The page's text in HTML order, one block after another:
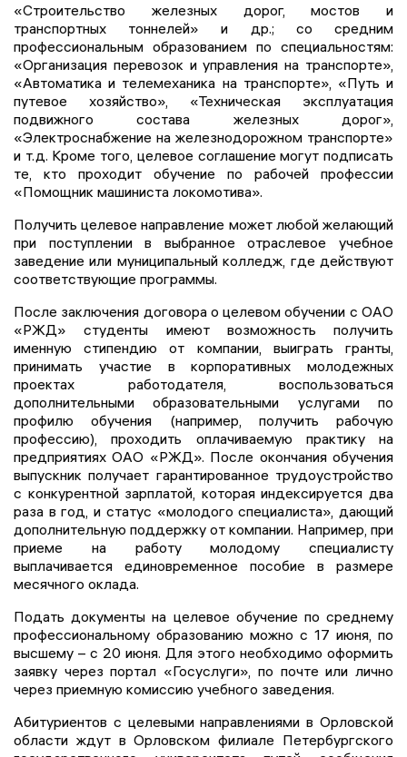
«Строительство железных дорог, мостов и
транспортных тоннелей» и др.; со средним
профессиональным образованием по специальностям:
«Организация перевозок и управления на транспорте»,
«Автоматика и телемеханика на транспорте», «Путь и
путевое хозяйство», «Техническая эксплуатация
подвижного состава железных дорог»,
«Электроснабжение на железнодорожном транспорте»
и т.д. Кроме того, целевое соглашение могут подписать
те, кто проходит обучение по рабочей профессии
«Помощник машиниста локомотива».
Получить целевое направление может любой желающий
при поступлении в выбранное отраслевое учебное
заведение или муниципальный колледж, где действуют
соответствующие программы.
После заключения договора о целевом обучении с ОАО
«РЖД» студенты имеют возможность получить
именную стипендию от компании, выиграть гранты,
принимать участие в корпоративных молодежных
проектах работодателя, воспользоваться
дополнительными образовательными услугами по
профилю обучения (например, получить рабочую
профессию), проходить оплачиваемую практику на
предприятиях ОАО «РЖД». После окончания обучения
выпускник получает гарантированное трудоустройство
с конкурентной зарплатой, которая индексируется два
раза в год, и статус «молодого специалиста», дающий
дополнительную поддержку от компании. Например, при
приеме на работу молодому специалисту
выплачивается единовременное пособие в размере
месячного оклада.
Подать документы на целевое обучение по среднему
профессиональному образованию можно с 17 июня, по
высшему – с 20 июня. Для этого необходимо оформить
заявку через портал «Госуслуги», по почте или лично
через приемную комиссию учебного заведения.
Абитуриентов с целевыми направлениями в Орловской
области ждут в Орловском филиале Петербургского